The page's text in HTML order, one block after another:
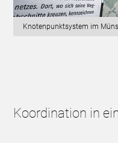
Knotenpunktsystem im
Koordination in